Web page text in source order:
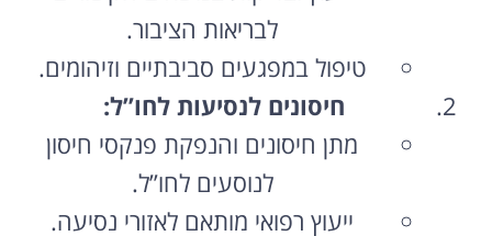
לבריאות הציבור.
טיפול במפגעים סביבתיים וזיהומים.
חיסונים לנסיעות לחו”ל:
מתן חיסונים והנפקת פנקסי חיסון
לנוסעים לחו”ל.
ייעוץ רפואי מותאם לאזורי נסיעה.